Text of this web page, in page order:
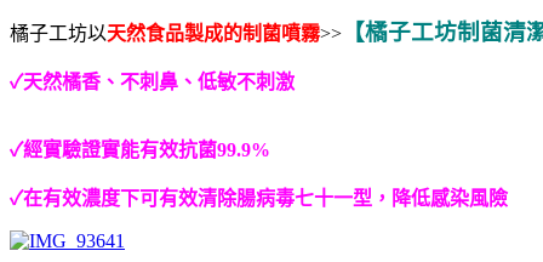
橘子工坊以天然食品製成的制菌噴霧>> 【橘子工坊制菌清
✓天然橘香、不刺鼻、低敏不刺激
✓經實驗證實能有效抗菌99.9%
✓在有效濃度下可有效清除腸病毒七十一型，降低感染風險